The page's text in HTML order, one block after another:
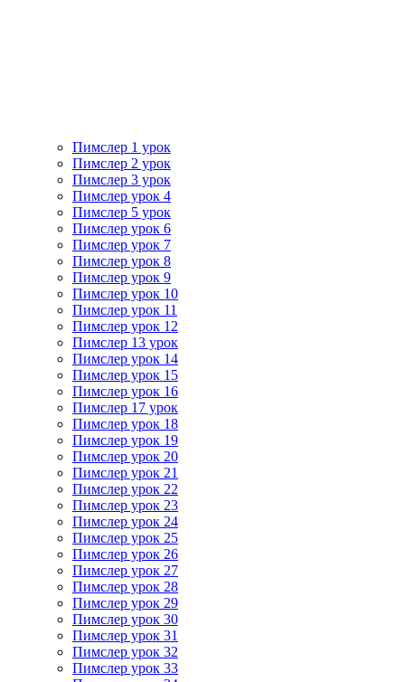
Пимслер 1 урок
Пимслер 2 урок
Пимслер 3 урок
Пимслер урок 4
Пимслер 5 урок
Пимслер урок 6
Пимслер урок 7
Пимслер урок 8
Пимслер урок 9
Пимслер урок 10
Пимслер урок 11
Пимслер урок 12
Пимслер 13 урок
Пимслер урок 14
Пимслер урок 15
Пимслер урок 16
Пимслер 17 урок
Пимслер урок 18
Пимслер урок 19
Пимслер урок 20
Пимслер урок 21
Пимслер урок 22
Пимслер урок 23
Пимслер урок 24
Пимслер урок 25
Пимслер урок 26
Пимслер урок 27
Пимслер урок 28
Пимслер урок 29
Пимслер урок 30
Пимслер урок 31
Пимслер урок 32
Пимслер урок 33